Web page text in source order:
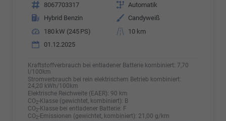
Fahrzeugnr. 8067703317 Getriebe Automatik
Kraftstoff
Hybrid Benzin Außenfarbe
Candyweiß
Leistung
180 kW (245 PS) Kilometerstand
10 km
01.12.2025
Kraftstoffverbrauch bei entladener Batterie kombiniert:7,70
l/100km
Stromverbrauch bei rein elektrischem Betrieb kombiniert:
24,20 kWh/100km
Elektrische Reichweite (EAER): 90 km
CO2-Klasse (gewichtet, kombiniert): B
CO2-Klasse bei entladener Batterie: F
CO2-Emissionen (gewichtet, kombiniert): 21,00 g/km